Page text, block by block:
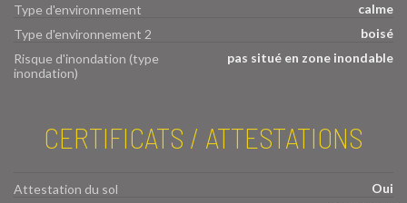
Type d'environnement
calme
Type d'environnement 2
boisé
Risque d'inondation (type
inondation)
pas situé en zone inondable
CERTIFICATS / ATTESTATIONS
Attestation du sol
Oui